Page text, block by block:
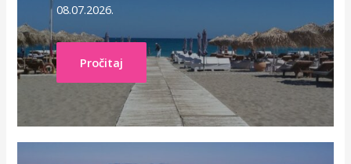
08.07.2026.
Pročitaj